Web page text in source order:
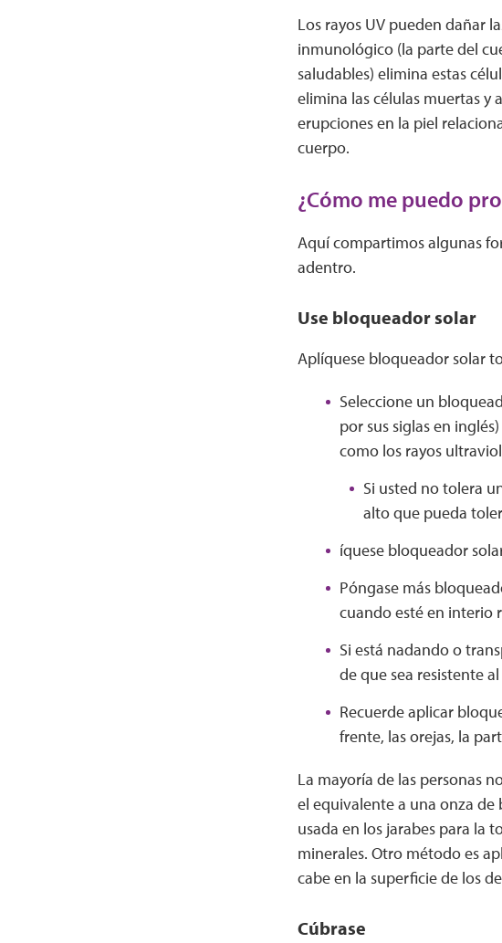
Los rayos UV pueden dañar
inmunológico (la parte del
saludables) elimina estas
elimina las células muertas y
erupciones en la piel
cuerpo.
¿Cómo me puedo
Aquí compartimos algunas
adentro.
Use bloqueador solar
Aplíquese bloqueador solar
Seleccione un
por sus siglas en
como los rayos
Si usted no tolera
alto que pueda
íquese bloqueador
Póngase más
cuando esté en interio
Si está nadando o
de que sea resistente
Recuerde aplicar
frente, las orejas, la
La mayoría de las personas
el equivalente a una onza
usada en los jarabes para la
minerales. Otro método es
cabe en la superficie de los
Cúbrase